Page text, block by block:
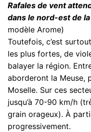
Rafales de vent
dans le nord-est de
modèle Arome)
Toutefois, c’est
les plus fortes, de
balayer la région.
aborderont la Meuse,
Moselle. Sur ces
jusqu’à 70-90 km/h
grain orageux). À
progressivement.